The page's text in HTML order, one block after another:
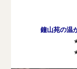
鐘山苑の温
★い